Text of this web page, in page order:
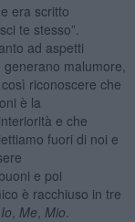
era scritto
te stesso”.
ad aspetti
malumore,
riconoscere che
è la
e che
fuori di noi e
e poi
è racchiuso in tre
Io Me Mio